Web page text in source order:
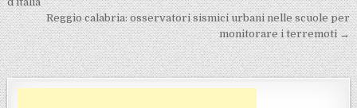
Reggio calabria: osservatori sismici urbani nelle scuole per
monitorare i terremoti →